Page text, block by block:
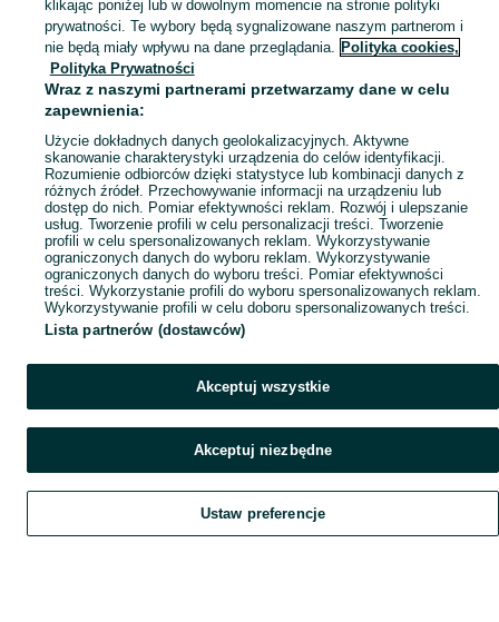
Mapa kategorii
Mapa miejscowości
Szukaj Obserwujesz Dodaj Czat Konto
klikając poniżej lub w dowolnym momencie na stronie polityki
prywatności. Te wybory będą sygnalizowane naszym partnerom i
nie będą miały wpływu na dane przeglądania. Polityka cookies,
Polityka Prywatności
Wraz z naszymi partnerami przetwarzamy dane w celu
zapewnienia:
Użycie dokładnych danych geolokalizacyjnych. Aktywne
skanowanie charakterystyki urządzenia do celów identyfikacji.
Rozumienie odbiorców dzięki statystyce lub kombinacji danych z
różnych źródeł. Przechowywanie informacji na urządzeniu lub
dostęp do nich. Pomiar efektywności reklam. Rozwój i ulepszanie
usług. Tworzenie profili w celu personalizacji treści. Tworzenie
profili w celu spersonalizowanych reklam. Wykorzystywanie
ograniczonych danych do wyboru reklam. Wykorzystywanie
ograniczonych danych do wyboru treści. Pomiar efektywności
treści. Wykorzystanie profili do wyboru spersonalizowanych reklam.
Wykorzystywanie profili w celu doboru spersonalizowanych treści.
Lista partnerów (dostawców)
Akceptuj wszystkie
Akceptuj niezbędne
Ustaw preferencje